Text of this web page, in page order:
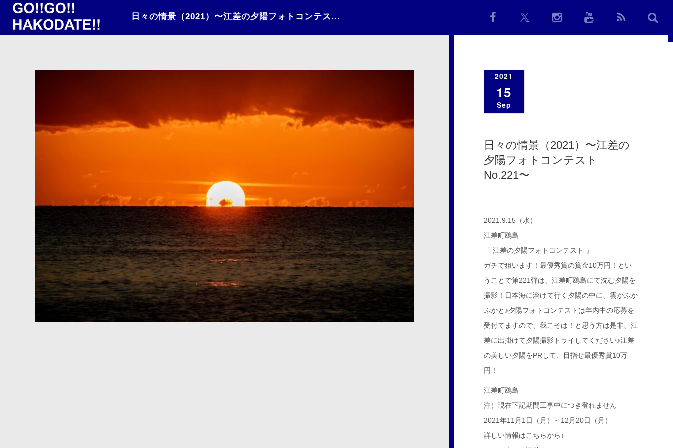
日々の情景（2021）〜江差の夕陽フォトコンテストNo.221〜
2021
15
Sep
日々の情景（2021）〜江差の
夕陽フォトコンテスト
No.221〜
2021.9.15（水）
江差町鴎島
「 江差の夕陽フォトコンテスト 」
ガチで狙います！最優秀賞の賞金10万円！とい
うことで第221弾は、江差町鴎島にて沈む夕陽を
撮影！日本海に溶けて行く夕陽の中に、雲がぷか
ぷかと♪夕陽フォトコンテストは年内中の応募を
受付てますので、我こそは！と思う方は是非、江
差に出掛けて夕陽撮影トライしてください♪江差
の美しい夕陽をPRして、目指せ最優秀賞10万
円！
江差町鴎島
注）現在下記期間工事中につき登れません
2021年11月1日（月）～12月20日（月）
詳しい情報はこちらから↓